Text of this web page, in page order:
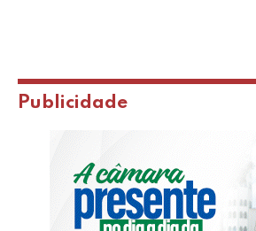
Publicidade